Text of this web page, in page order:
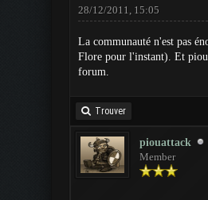
28/12/2011, 15:05
La communauté n'est pas
Flore pour l'instant). Et
forum.
Trouver
piouattack
Member